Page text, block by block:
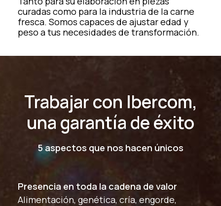
curadas como para la industria de la carne
fresca. Somos capaces de ajustar edad y
peso a tus necesidades de transformación.
Trabajar con Ibercom,
una garantía de éxito
5 aspectos que nos hacen únicos
Presencia en toda la cadena de valor
Alimentación, genética, cría, engorde,